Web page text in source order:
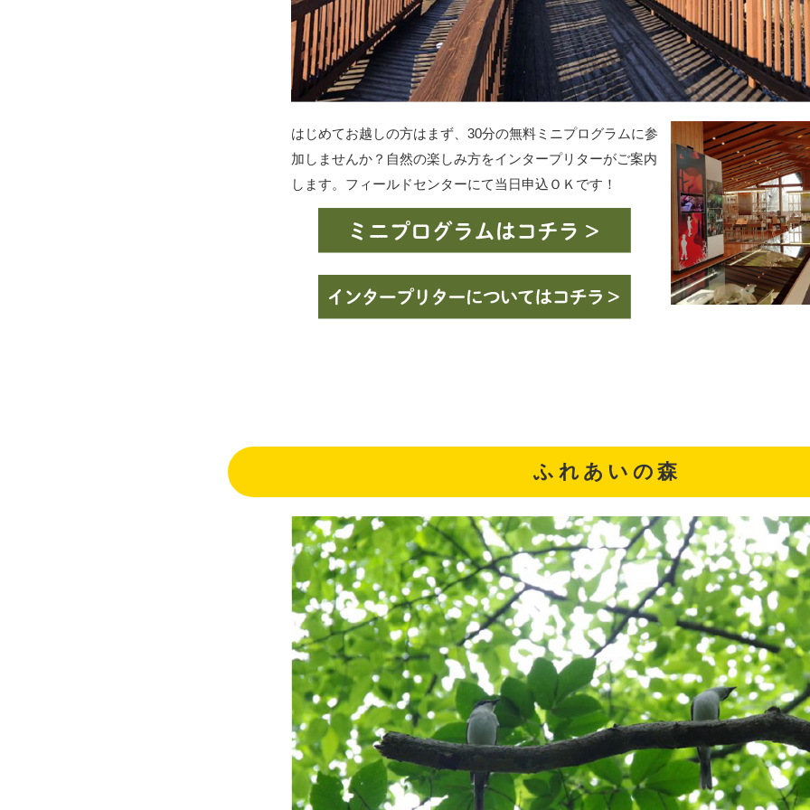
はじめてお越しの方はまず、30分の無料ミニプログラムに参
加しませんか？自然の楽しみ方をインタープリターがご案内
します。フィールドセンターにて当日申込ＯＫです！
ふれあいの森